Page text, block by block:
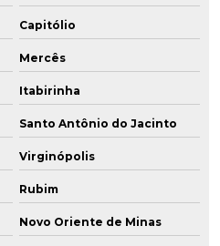
Capitólio
Mercês
Itabirinha
Santo Antônio do Jacinto
Virginópolis
Rubim
Novo Oriente de Minas